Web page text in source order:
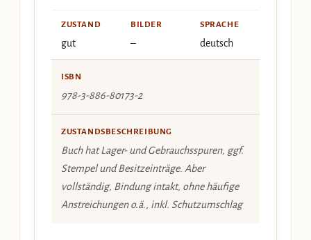
ZUSTAND
gut
BILDER
–
SPRACHE
deutsch
ISBN
978-3-886-80173-2
ZUSTANDSBESCHREIBUNG
Buch hat Lager- und Gebrauchsspuren, ggf.
Stempel und Besitzeinträge. Aber
vollständig, Bindung intakt, ohne häufige
Anstreichungen o.ä., inkl. Schutzumschlag